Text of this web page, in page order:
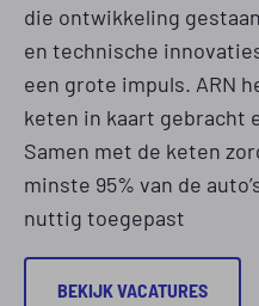
die ontwikkeling
en technische
een grote impuls. ARN
keten in kaart gebracht
Samen met de keten
minste 95% van de
nuttig toegepast
BEKIJK VACATURES